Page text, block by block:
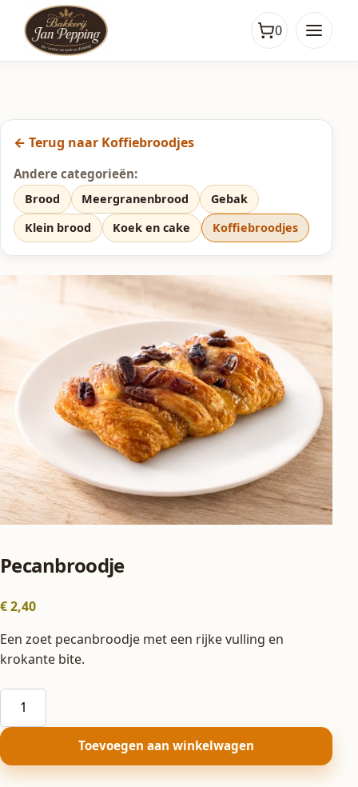
0
← Terug naar Koffiebroodjes
Andere categorieën:
Brood Meergranenbrood
Gebak
Klein brood
Koek en cake Koffiebroodjes
Pecanbroodje
€2,40
Een zoet pecanbroodje met een rijke vulling en
krokante bite.
Pecanbroodje
aantal
Toevoegen aan winkelwagen